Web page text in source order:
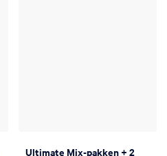
Ultimate Mix-pakken + 2